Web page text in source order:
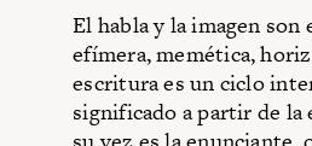
El habla y la imagen son
efímera, memética,
escritura es un ciclo
significado a partir de la